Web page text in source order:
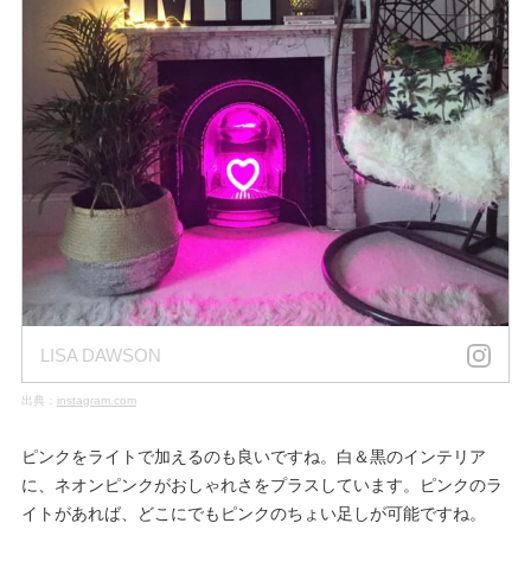
LISA DAWSON
出典： instagram.com
ピンクをライトで加えるのも良いですね。白＆黒のインテリア
に、ネオンピンクがおしゃれさをプラスしています。ピンクのラ
イトがあれば、どこにでもピンクのちょい足しが可能ですね。